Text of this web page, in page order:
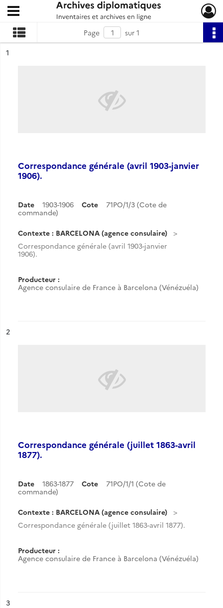
Archives diplomatiques
Ouvrir le menu déroulant
Page
sur 1
n°
1
Correspondance générale (avril 1903-janvier
1906).
Date 1903-1906 Cote
71PO/1/3 (Cote de
commande)
Contexte : BARCELONA (agence consulaire)
Correspondance générale (avril 1903-janvier
1906).
Producteur :
Agence consulaire de France à Barcelona (Vénézuéla)
n°
2
Correspondance générale (juillet 1863-avril
1877).
Date 1863-1877 Cote
71PO/1/1 (Cote de
commande)
Contexte : BARCELONA (agence consulaire)
Correspondance générale (juillet 1863-avril 1877).
Producteur :
Agence consulaire de France à Barcelona (Vénézuéla)
n°
3